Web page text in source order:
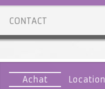
CONTACT
Achat Location
les-Hameaux